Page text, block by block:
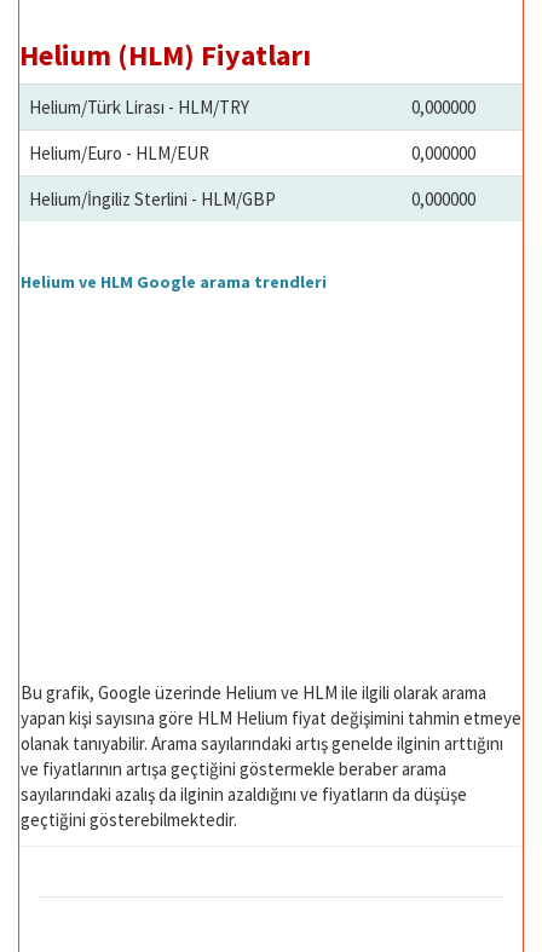
Helium (HLM) Fiyatları
Helium/Türk Lirası - HLM/TRY
0,000000
Helium/Euro - HLM/EUR
0,000000
Helium/İngiliz Sterlini - HLM/GBP
0,000000
Helium ve HLM Google arama trendleri
Bu grafik, Google üzerinde Helium ve HLM ile ilgili olarak arama
yapan kişi sayısına göre HLM Helium fiyat değişimini tahmin etmeye
olanak tanıyabilir. Arama sayılarındaki artış genelde ilginin arttığını
ve fiyatlarının artışa geçtiğini göstermekle beraber arama
sayılarındaki azalış da ilginin azaldığını ve fiyatların da düşüşe
geçtiğini gösterebilmektedir.